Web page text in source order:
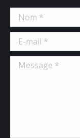
Nom *
E-mail *
Message *